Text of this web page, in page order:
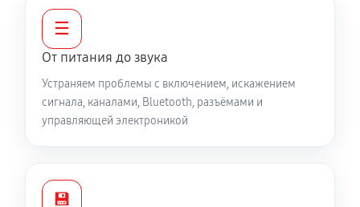
☰
От питания до звука
Устраняем проблемы с включением, искажением
сигнала, каналами, Bluetooth, разъёмами и
управляющей электроникой
💾